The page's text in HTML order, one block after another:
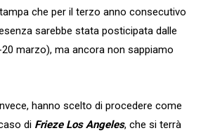
che per il terzo anno consecutivo
sarebbe stata posticipata dalle
marzo), ma ancora non sappiamo
hanno scelto di procedere come
di Frieze Los Angeles, che si terrà